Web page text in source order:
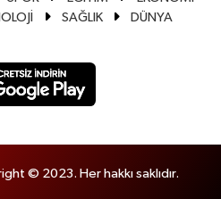
SAĞLIK
DÜNYA
© 2023. Her hakkı saklıdır.